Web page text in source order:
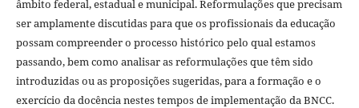
âmbito federal, estadual e municipal. Reformulações que precisam
ser amplamente discutidas para que os profissionais da educação
possam compreender o processo histórico pelo qual estamos
passando, bem como analisar as reformulações que têm sido
introduzidas ou as proposições sugeridas, para a formação e o
exercício da docência nestes tempos de implementação da BNCC.